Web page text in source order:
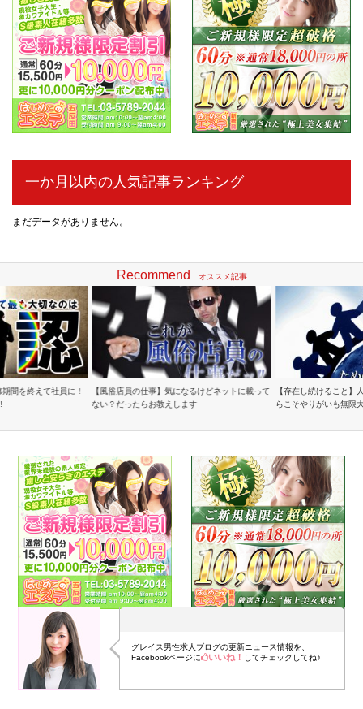
一か月以内の人気記事ランキング
まだデータがありません。
間を終えて社員に！
【風俗店員の仕事】気になるけどネットに載って
ない？だったらお教えします
【存在し続けること】
らこそやりがいも無限
Recommend オススメ記事
グレイス男性求人ブログの更新ニュース情報を、
Facebookページに
いいね！ してチェックしてね♪